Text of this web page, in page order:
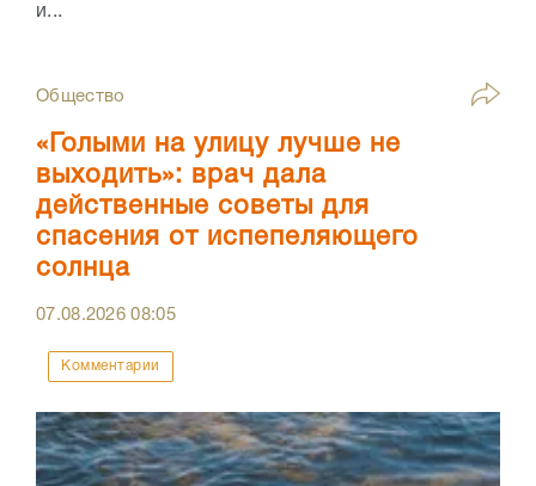
и...
Общество
«Голыми на улицу лучше не
выходить»: врач дала
действенные советы для
спасения от испепеляющего
солнца
07.08.202608:05
Комментарии